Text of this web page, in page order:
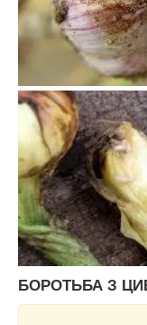
БОРОТЬБА З